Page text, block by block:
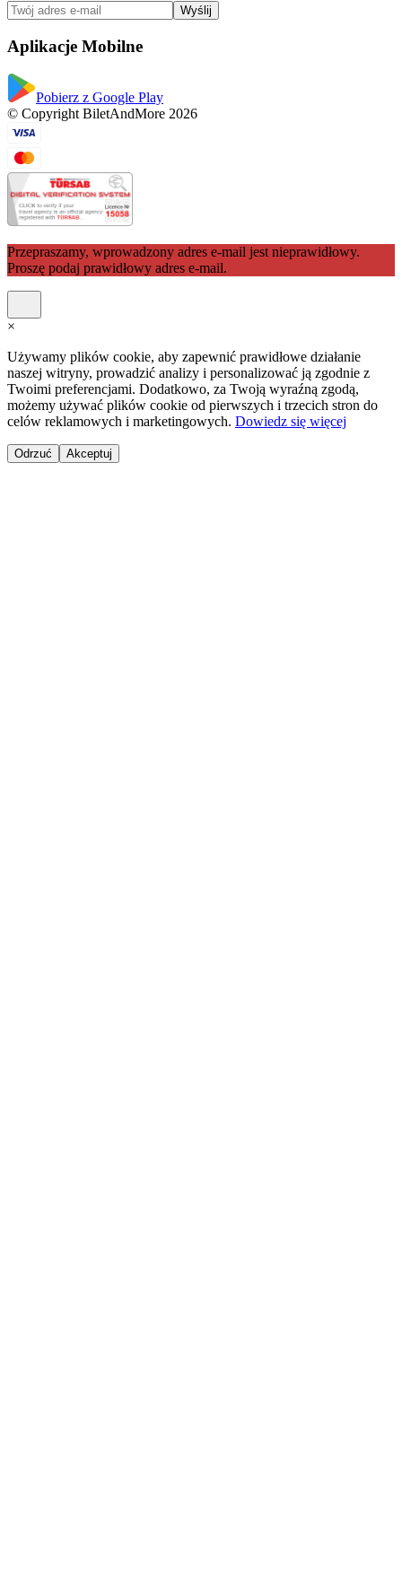
Wyślij
Aplikacje Mobilne
Pobierz z Google Play
© Copyright BiletAndMore 2026
Przepraszamy, wprowadzony adres e-mail jest nieprawidłowy.
Proszę podaj prawidłowy adres e-mail.
×
Używamy plików cookie, aby zapewnić prawidłowe działanie
naszej witryny, prowadzić analizy i personalizować ją zgodnie z
Twoimi preferencjami. Dodatkowo, za Twoją wyraźną zgodą,
możemy używać plików cookie od pierwszych i trzecich stron do
celów reklamowych i marketingowych. Dowiedz się więcej
Odrzuć Akceptuj